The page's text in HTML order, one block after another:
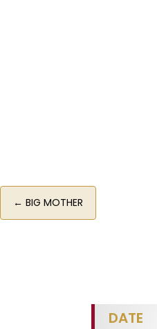
←BIG MOTHER
DATE